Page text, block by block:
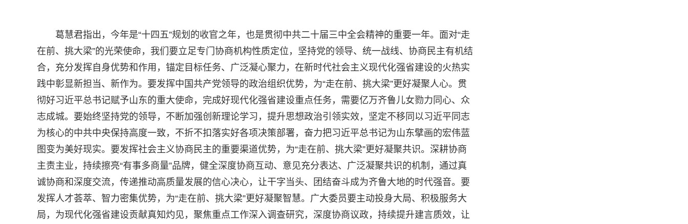
葛慧君指出，今年是“十四五”规划的收官之年，也是贯彻中共二十届三中全会精神的重要一年。面对“走
在前、挑大梁”的光荣使命，我们要立足专门协商机构性质定位，坚持党的领导、统一战线、协商民主有机结
合，充分发挥自身优势和作用，锚定目标任务、广泛凝心聚力，在新时代社会主义现代化强省建设的火热实
践中彰显新担当、新作为。要发挥中国共产党领导的政治组织优势，为“走在前、挑大梁”更好凝聚人心。贯
彻好习近平总书记赋予山东的重大使命，完成好现代化强省建设重点任务，需要亿万齐鲁儿女勠力同心、众
志成城。要始终坚持党的领导，不断加强创新理论学习，提升思想政治引领实效，坚定不移同以习近平同志
为核心的中共中央保持高度一致，不折不扣落实好各项决策部署，奋力把习近平总书记为山东擘画的宏伟蓝
图变为美好现实。要发挥社会主义协商民主的重要渠道优势，为“走在前、挑大梁”更好凝聚共识。深耕协商
主责主业，持续擦亮“有事多商量”品牌，健全深度协商互动、意见充分表达、广泛凝聚共识的机制，通过真
诚协商和深度交流，传递推动高质量发展的信心决心，让干字当头、团结奋斗成为齐鲁大地的时代强音。要
发挥人才荟萃、智力密集优势，为“走在前、挑大梁”更好凝聚智慧。广大委员要主动投身大局、积极服务大
局，为现代化强省建设贡献真知灼见，聚焦重点工作深入调查研究，深度协商议政，持续提升建言质效，让